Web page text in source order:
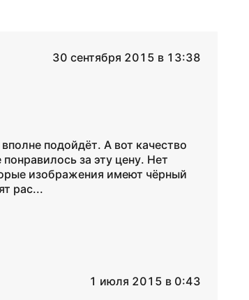
30 сентября 2015 в 13:38
подойдёт. А вот качество
за эту цену. Нет
изображения имеют чёрный
рас...
1 июля 2015 в 0:43